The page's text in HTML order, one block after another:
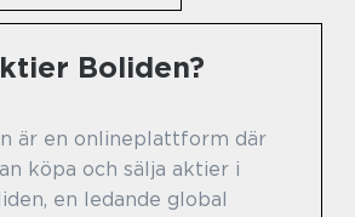
Boliden?
är en onlineplattform där
köpa och sälja aktier i
en ledande global